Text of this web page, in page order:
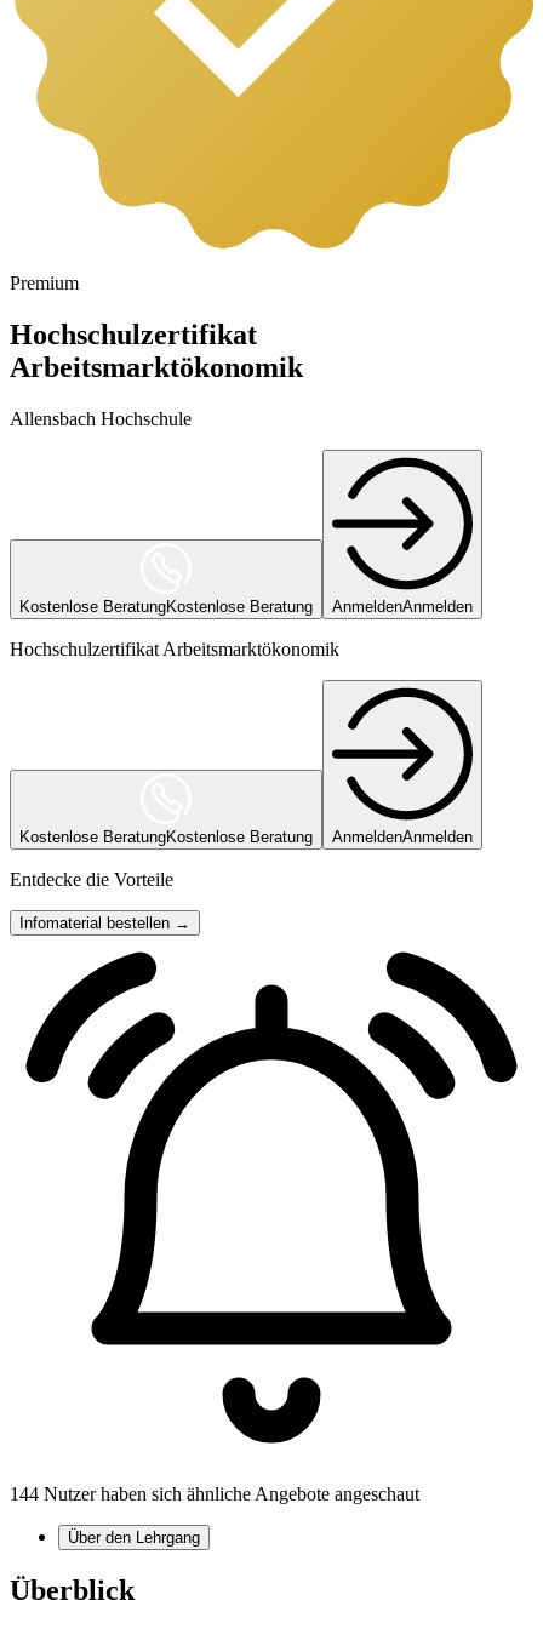
Premium
Hochschulzertifikat
Arbeitsmarktökonomik
Allensbach Hochschule
Kostenlose BeratungKostenlose Beratung AnmeldenAnmelden
Hochschulzertifikat Arbeitsmarktökonomik
Kostenlose BeratungKostenlose Beratung AnmeldenAnmelden
Entdecke die Vorteile
Infomaterial bestellen →
144 Nutzer haben sich ähnliche Angebote angeschaut
Über den Lehrgang
Überblick